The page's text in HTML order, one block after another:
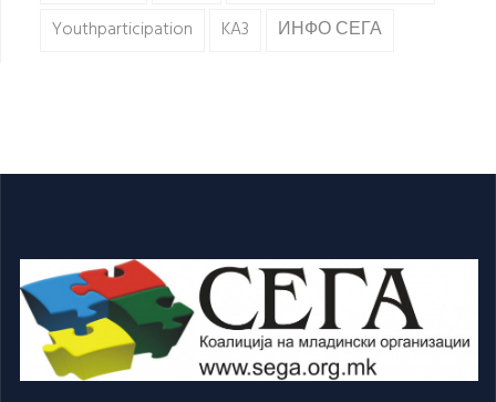
Youthparticipation
KA3 ИНФО СЕГА